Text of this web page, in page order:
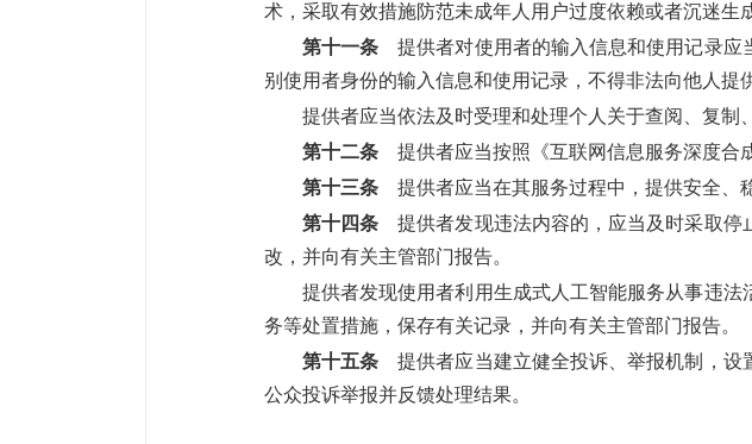
术，采取有效措施防范未成年人用户过度依赖或者沉迷生
第十一条 提供者对使用者的输入信息和使用记录应
别使用者身份的输入信息和使用记录，不得非法向他人提
提供者应当依法及时受理和处理个人关于查阅、复制
第十二条提供者应当按照《互联网信息服务深度合
第十三条提供者应当在其服务过程中，提供安全、
第十四条 提供者发现违法内容的，应当及时采取停
改，并向有关主管部门报告。
提供者发现使用者利用生成式人工智能服务从事违
务等处置措施，保存有关记录，并向有关主管部门报告。
第十五条 提供者应当建立健全投诉、举报机制，设
公众投诉举报并反馈处理结果。